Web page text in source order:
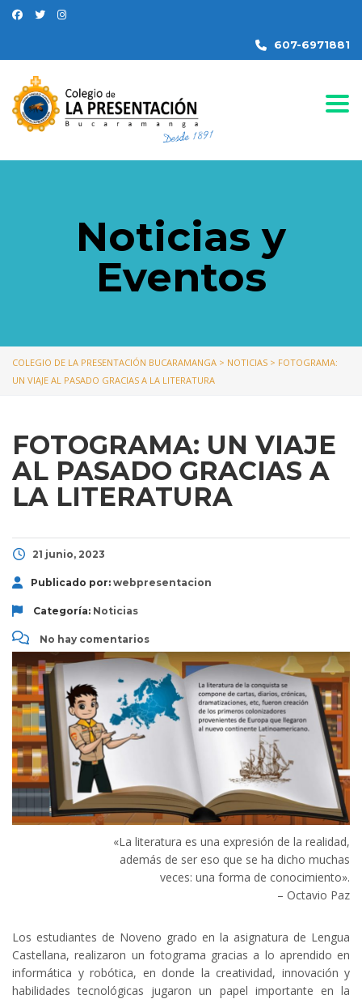
607-6971881
Noticias y
Eventos
COLEGIO DE LA PRESENTACIÓN BUCARAMANGA > NOTICIAS > FOTOGRAMA:
UN VIAJE AL PASADO GRACIAS A LA LITERATURA
FOTOGRAMA: UN VIAJE
AL PASADO GRACIAS A
LA LITERATURA
21 junio, 2023
Publicado por: webpresentacion
Categoría: Noticias
No hay comentarios
«La literatura es una expresión de la realidad,
además de ser eso que se ha dicho muchas
veces: una forma de conocimiento».
– Octavio Paz
Los estudiantes de Noveno grado en la asignatura de Lengua
Castellana, realizaron un fotograma gracias a lo aprendido en
informática y robótica, en donde la creatividad, innovación y
habilidades tecnológicas jugaron un papel importante en la